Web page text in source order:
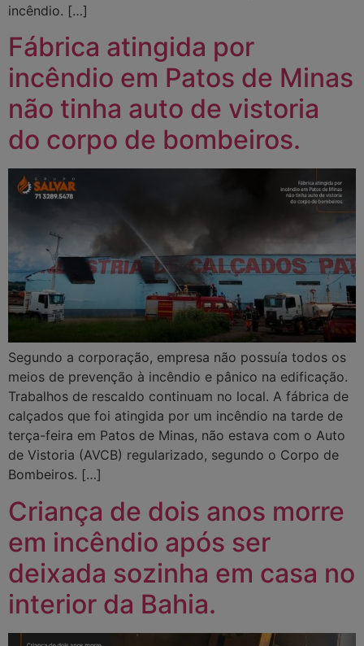
incêndio. […]
Fábrica atingida por
incêndio em Patos de Minas
não tinha auto de vistoria
do corpo de bombeiros.
Segundo a corporação, empresa não possuía todos os
meios de prevenção à incêndio e pânico na edificação.
Trabalhos de rescaldo continuam no local. A fábrica de
calçados que foi atingida por um incêndio na tarde de
terça-feira em Patos de Minas, não estava com o Auto
de Vistoria (AVCB) regularizado, segundo o Corpo de
Bombeiros. […]
Criança de dois anos morre
em incêndio após ser
deixada sozinha em casa no
interior da Bahia.